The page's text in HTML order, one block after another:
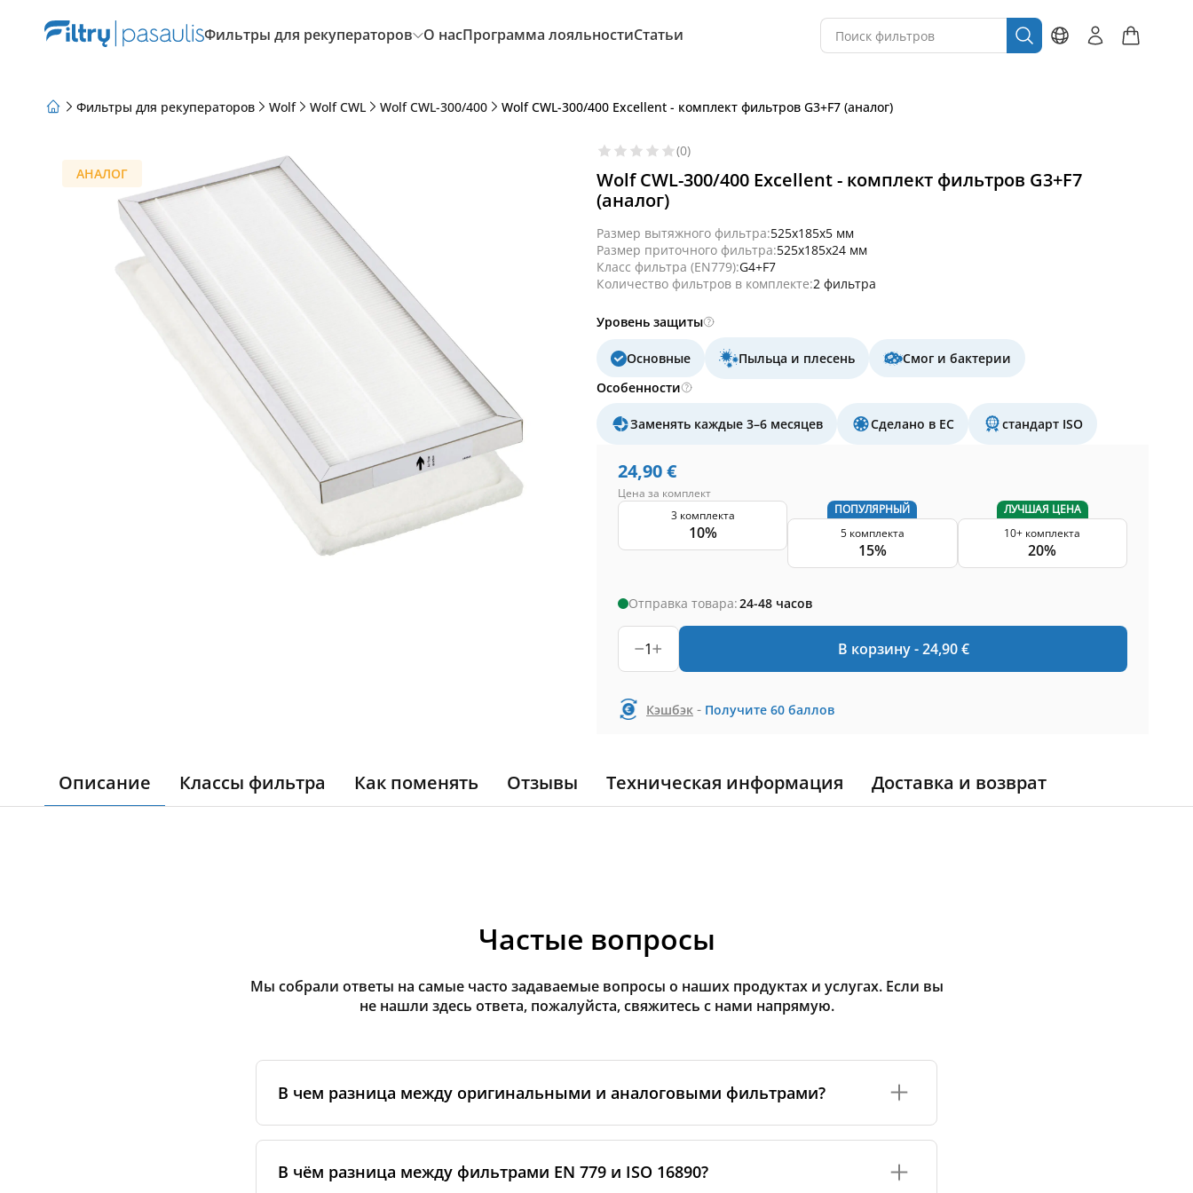
Фильтры для рекуператоров О насПрограмма лояльностиСтатьи
Фильтры для рекуператоров Wolf Wolf CWL Wolf CWL-300/400 Wolf CWL-300/400 Excellent - комплект фильтров G3+F7 (аналог)
АНАЛОГ
(0)
Wolf CWL-300/400 Excellent - комплект фильтров G3+F7
(аналог)
Размер вытяжного фильтра:525x185x5 мм
Размер приточного фильтра:525x185x24 мм
Класс фильтра (EN779):G4+F7
Количество фильтров в комплекте:2 фильтра
Уровень защиты
Основные Пыльца и плесень
Смог и бактерии
Особенности
Заменять каждые 3–6 месяцев Сделано в ЕС стандарт ISO
24,90€
Цена за комплект
3 комплекта
10%
ПОПУЛЯРНЫЙ
5 комплекта
15%
ЛУЧШАЯ ЦЕНА
10+ комплекта
20%
Отправка товара:24-48 часов
1 В корзину -24,90 €
Кэшбэк - Получите 60 баллов
Описание Классы фильтра Как поменять Отзывы Техническая информация Доставка и возврат
Частые вопросы
Мы собрали ответы на самые часто задаваемые вопросы о наших продуктах и услугах. Если вы
не нашли здесь ответа, пожалуйста, свяжитесь с нами напрямую.
В чем разница между оригинальными и аналоговыми фильтрами?
сертифицированными производственными партнёрами. Такие фильтры соответствуют
специальным стандартам бренда, включая требования к материалам, производству и
В чём разница между фильтрами EN 779 и ISO 16890?